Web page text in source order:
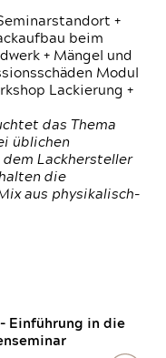
+
beim
+ Mängel und
Modul
Lackierung +
das Thema
üblichen
dem Lackhersteller
die
aus physikalisch-
Einführung in die